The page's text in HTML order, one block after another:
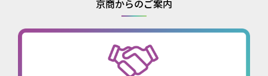
京商からのご案内